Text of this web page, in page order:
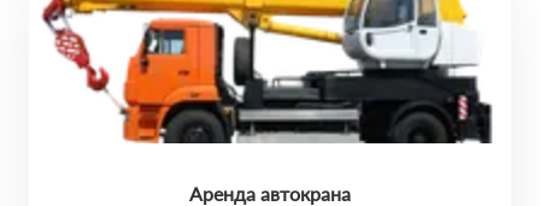
Аренда автокрана